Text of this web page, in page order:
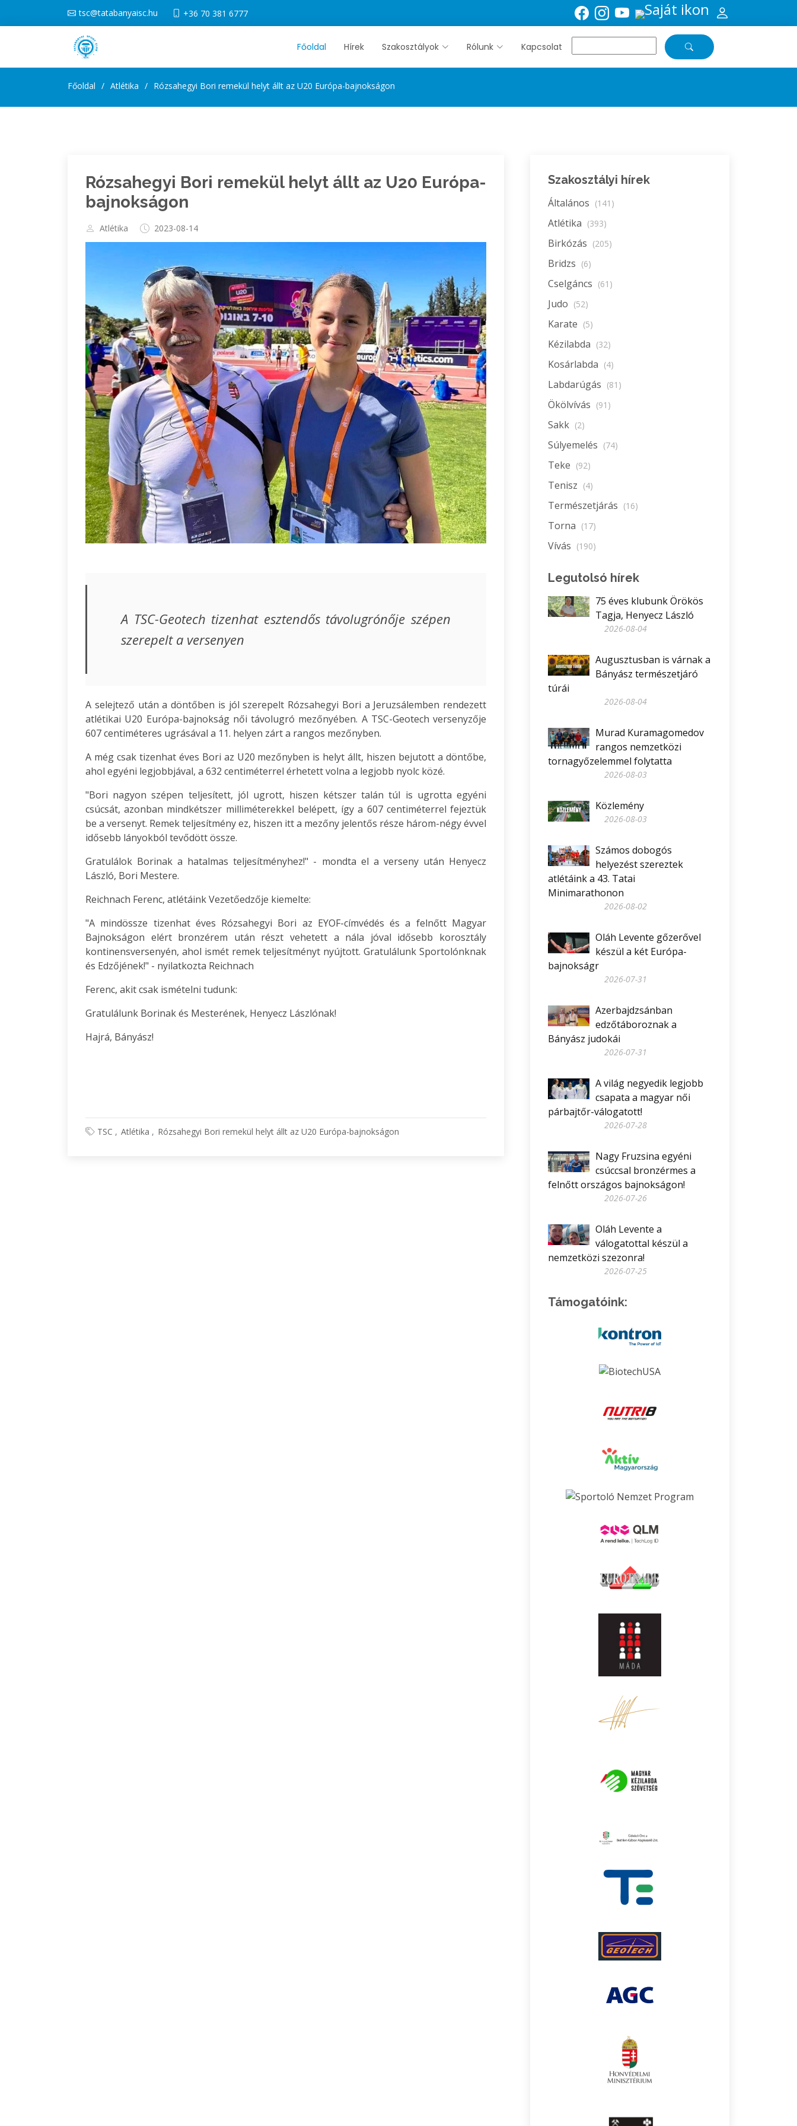
tsc@tatabanyaisc.hu +36 70 381 6777
Főoldal Hírek Szakosztályok Rólunk Kapcsolat
Főoldal Atlétika Rózsahegyi Bori remekül helyt állt az U20 Európa-bajnokságon
Rózsahegyi Bori remekül helyt állt az U20 Európa-
bajnokságon
Atlétika 2023-08-14
A TSC-Geotech tizenhat esztendős távolugrónője szépen
szerepelt a versenyen
A selejtező után a döntőben is jól szerepelt Rózsahegyi Bori a Jeruzsálemben rendezett
atlétikai U20 Európa-bajnokság női távolugró mezőnyében. A TSC-Geotech versenyzője
607 centiméteres ugrásával a 11. helyen zárt a rangos mezőnyben.
A még csak tizenhat éves Bori az U20 mezőnyben is helyt állt, hiszen bejutott a döntőbe,
ahol egyéni legjobbjával, a 632 centiméterrel érhetett volna a legjobb nyolc közé.
"Bori nagyon szépen teljesített, jól ugrott, hiszen kétszer talán túl is ugrotta egyéni
csúcsát, azonban mindkétszer milliméterekkel belépett, így a 607 centiméterrel fejeztük
be a versenyt. Remek teljesítmény ez, hiszen itt a mezőny jelentős része három-négy évvel
idősebb lányokból tevődött össze.
Gratulálok Borinak a hatalmas teljesítményhez!" - mondta el a verseny után Henyecz
László, Bori Mestere.
Reichnach Ferenc, atlétáink Vezetőedzője kiemelte:
"A mindössze tizenhat éves Rózsahegyi Bori az EYOF-címvédés és a felnőtt Magyar
Bajnokságon elért bronzérem után részt vehetett a nála jóval idősebb korosztály
kontinensversenyén, ahol ismét remek teljesítményt nyújtott. Gratulálunk Sportolónknak
és Edzőjének!" - nyilatkozta Reichnach
Ferenc, akit csak ismételni tudunk:
Gratulálunk Borinak és Mesterének, Henyecz Lászlónak!
Hajrá, Bányász!
TSC Atlétika Rózsahegyi Bori remekül helyt állt az U20 Európa-bajnokságon
Szakosztályi hírek
Általános (141)
Atlétika (393)
Birkózás (205)
Bridzs (6)
Cselgáncs (61)
Judo (52)
Karate (5)
Kézilabda (32)
Kosárlabda (4)
Labdarúgás (81)
Ökölvívás (91)
Sakk (2)
Súlyemelés (74)
Teke (92)
Tenisz (4)
Természetjárás (16)
Torna (17)
Vívás (190)
Legutolsó hírek
75 éves klubunk Örökös
Tagja, Henyecz László
2026-08-04
Augusztusban is várnak a
Bányász természetjáró
túrái
2026-08-04
Murad Kuramagomedov
rangos nemzetközi
tornagyőzelemmel folytatta
2026-08-03
Közlemény
2026-08-03
Számos dobogós
helyezést szereztek
atlétáink a 43. Tatai
Minimarathonon
2026-08-02
Oláh Levente gőzerővel
készül a két Európa-
bajnokságr
2026-07-31
Azerbajdzsánban
edzőtáboroznak a
Bányász judokái
2026-07-31
A világ negyedik legjobb
csapata a magyar női
párbajtőr-válogatott!
2026-07-28
Nagy Fruzsina egyéni
csúccsal bronzérmes a
felnőtt országos bajnokságon!
2026-07-26
Oláh Levente a
válogatottal készül a
nemzetközi szezonra!
2026-07-25
Támogatóink: